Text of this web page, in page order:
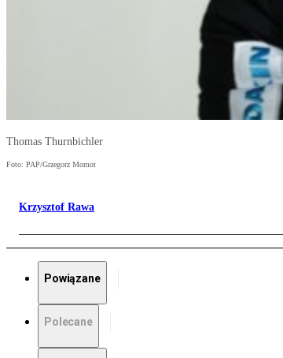
Thomas Thurnbichler
Foto: PAP/Grzegorz Momot
Krzysztof Rawa
Powiązane
Polecane